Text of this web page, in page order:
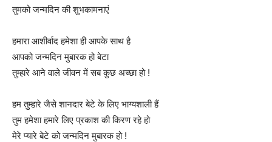
तुमको जन्मदिन की शुभकामनाएं
हमारा आशीर्वाद हमेशा ही आपके साथ है
आपको जन्मदिन मुबारक हो बेटा
तुम्हारे आने वाले जीवन में सब कुछ अच्छा हो !
हम तुम्हारे जैसे शानदार बेटे के लिए भाग्यशाली हैं
तुम हमेशा हमारे लिए प्रकाश की किरण रहे हो
मेरे प्यारे बेटे को जन्मदिन मुबारक हो !